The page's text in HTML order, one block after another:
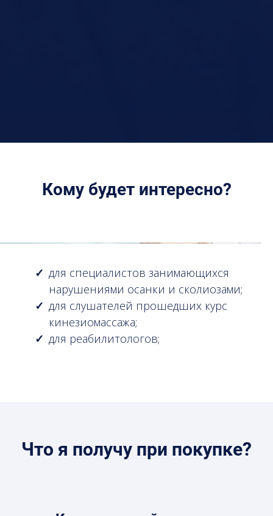
Кому будет интересно?
для специалистов занимающихся
нарушениями осанки и сколиозами;
для слушателей прошедших курс
кинезиомассажа;
для реабилитологов;
Что я получу при покупке?